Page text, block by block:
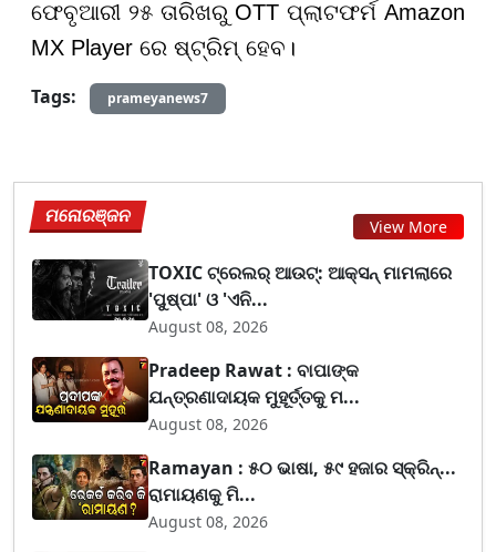
ଫେବୃଆରୀ ୨୫ ତାରିଖରୁ OTT ପ୍ଲାଟଫର୍ମ Amazon
MX Player ରେ ଷ୍ଟ୍ରିମ୍ ହେବ।
Tags:
prameyanews7
ମନୋରଞ୍ଜନ View More
TOXIC ଟ୍ରେଲର୍ ଆଉଟ୍: ଆକ୍ସନ୍ ମାମଲାରେ
'ପୁଷ୍ପା' ଓ 'ଏନି...
August 08, 2026
Pradeep Rawat : ବାପାଙ୍କ
ଯନ୍ତ୍ରଣାଦାୟକ ମୁହୂର୍ତ୍ତକୁ ମ...
August 08, 2026
Ramayan : ୫୦ ଭାଷା, ୫୯ ହଜାର ସ୍କ୍ରିନ୍...
ରାମାୟଣକୁ ମି...
August 08, 2026